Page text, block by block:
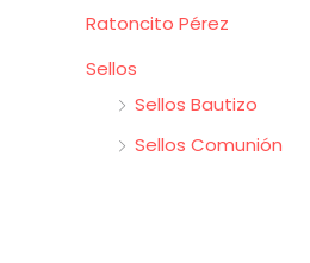
Ratoncito Pérez
Sellos
Sellos Bautizo
Sellos Comunión